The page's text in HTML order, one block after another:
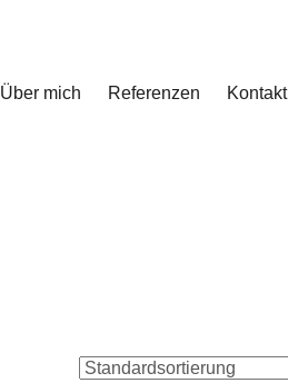
Über mich Referenzen Kontakt